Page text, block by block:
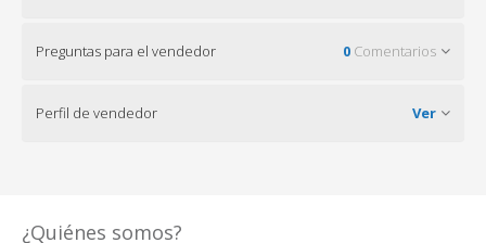
Preguntas para el vendedor 0 Comentarios
Perfil de vendedor Ver
¿Quiénes somos?